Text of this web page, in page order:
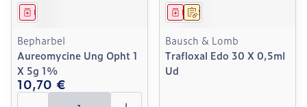
Médicament
Bepharbel
Aureomycine Ung Opht 1
X 5g 1%
10,70 €
Quantité
Sur prescription
Médicament
Bausch & Lomb
Trafloxal Edo 30 X 0,5ml
Ud